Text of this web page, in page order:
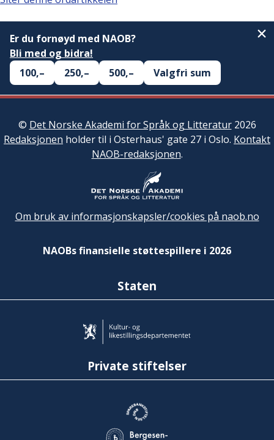
Er du fornøyd med NAOB?
Bli med og bidra!
100,–
250,– 500,– Valgfri sum
© Det Norske Akademi for Språk og Litteratur2026
Redaksjonen holder til i Osterhaus' gate 27 i Oslo. Kontakt
NAOB-redaksjonen.
Om bruk av informasjonskapsler/cookies på naob.no
NAOBs finansielle støttespillere i 2026
Staten
Private stiftelser